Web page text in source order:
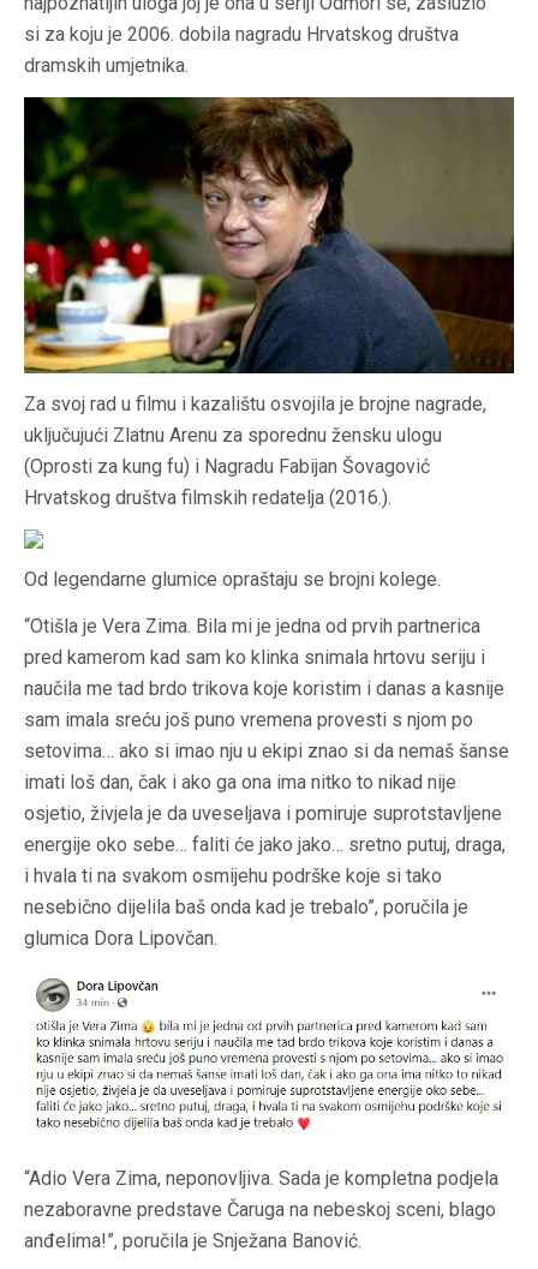
si za koju je 2006. dobila nagradu Hrvatskog društva
dramskih umjetnika.
Za svoj rad u filmu i kazalištu osvojila je brojne nagrade,
uključujući Zlatnu Arenu za sporednu žensku ulogu
(Oprosti za kung fu) i Nagradu Fabijan Šovagović
Hrvatskog društva filmskih redatelja (2016.).
Od legendarne glumice opraštaju se brojni kolege.
“Otišla je Vera Zima. Bila mi je jedna od prvih partnerica
pred kamerom kad sam ko klinka snimala hrtovu seriju i
naučila me tad brdo trikova koje koristim i danas a kasnije
sam imala sreću još puno vremena provesti s njom po
setovima… ako si imao nju u ekipi znao si da nemaš šanse
imati loš dan, čak i ako ga ona ima nitko to nikad nije
osjetio, živjela je da uveseljava i pomiruje suprotstavljene
energije oko sebe… faliti će jako jako… sretno putuj, draga,
i hvala ti na svakom osmijehu podrške koje si tako
nesebično dijelila baš onda kad je trebalo”, poručila je
glumica Dora Lipovčan.
“Adio Vera Zima, neponovljiva. Sada je kompletna podjela
nezaboravne predstave Čaruga na nebeskoj sceni, blago
anđelima!”, poručila je Snježana Banović.